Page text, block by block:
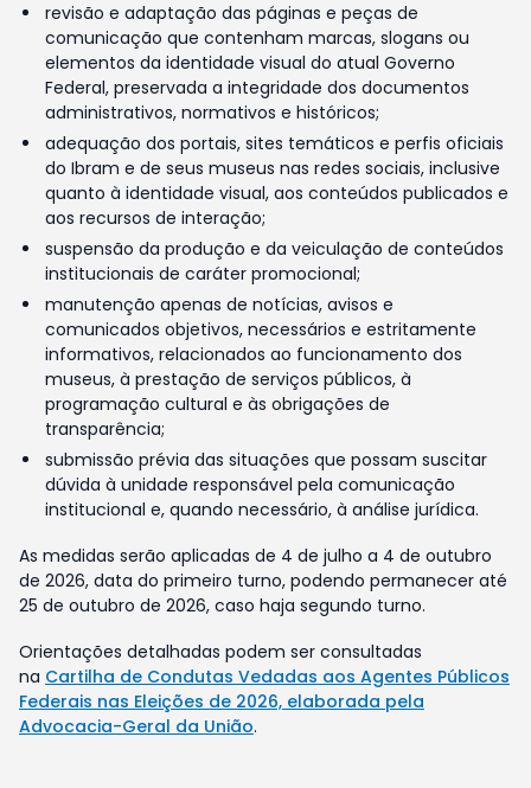
revisão e adaptação das páginas e peças de
comunicação que contenham marcas, slogans ou
elementos da identidade visual do atual Governo
Federal, preservada a integridade dos documentos
administrativos, normativos e históricos;
adequação dos portais, sites temáticos e perfis oficiais
do Ibram e de seus museus nas redes sociais, inclusive
quanto à identidade visual, aos conteúdos publicados e
aos recursos de interação;
suspensão da produção e da veiculação de conteúdos
institucionais de caráter promocional;
manutenção apenas de notícias, avisos e
comunicados objetivos, necessários e estritamente
informativos, relacionados ao funcionamento dos
museus, à prestação de serviços públicos, à
programação cultural e às obrigações de
transparência;
submissão prévia das situações que possam suscitar
dúvida à unidade responsável pela comunicação
institucional e, quando necessário, à análise jurídica.
As medidas serão aplicadas de 4 de julho a 4 de outubro
de 2026, data do primeiro turno, podendo permanecer até
25 de outubro de 2026, caso haja segundo turno.
Orientações detalhadas podem ser consultadas
na Cartilha de Condutas Vedadas aos Agentes Públicos
Federais nas Eleições de 2026, elaborada pela
Advocacia-Geral da União.